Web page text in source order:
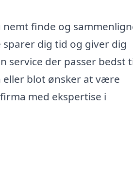
nemt finde og
dig tid og giver dig
service der passer bedst
eller blot ønsker at være
med ekspertise i